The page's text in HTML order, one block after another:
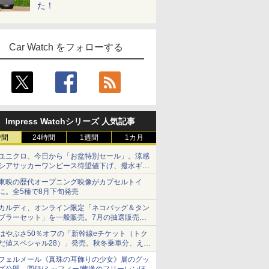
た！
Car Watch をフォローする
Impress Watchシリーズ 人気記事
24時間 1週間 1カ月
ニクロ、今日から「お盆特別セール」。涼感
アサッカーワンピース待望値下げ、撥水ギア
ョーツは1990円に
映の歴代オープニング映像がカプセルトイ
。全5種で8月下旬発売
ルディ、オンライン限定「ネコバッグ＆タン
ラーセット」を一般販売。7月の抽選販売の
選無効分
やぶさ50％オフの「新幹線eチケット（トク
値スペシャル28）」発売。秋冬乗車分、えき
っと限定
ェルメール《真珠の耳飾りの少女》展のグッ